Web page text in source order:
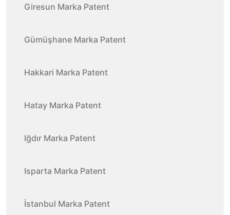
Giresun Marka Patent
Gümüşhane Marka Patent
Hakkari Marka Patent
Hatay Marka Patent
Iğdır Marka Patent
Isparta Marka Patent
İstanbul Marka Patent